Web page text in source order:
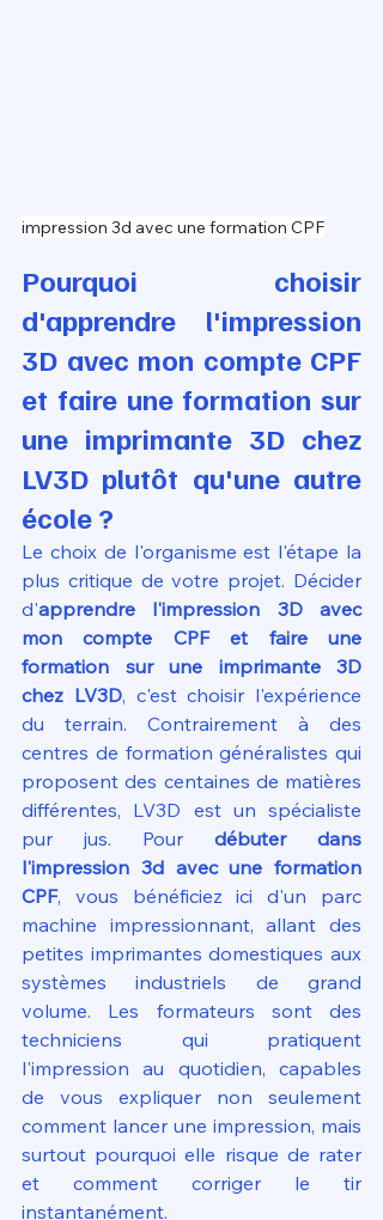
impression 3d avec une formation CPF
Pourquoi choisir
d'apprendre l'impression
3D avec mon compte CPF
et faire une formation sur
une imprimante 3D chez
LV3D plutôt qu'une autre
école ?
Le choix de l'organisme est l'étape la
plus critique de votre projet. Décider
d'apprendre l'impression 3D avec
mon compte CPF et faire une
formation sur une imprimante 3D
chez LV3D, c'est choisir l'expérience
du terrain. Contrairement à des
centres de formation généralistes qui
proposent des centaines de matières
différentes, LV3D est un spécialiste
pur jus. Pour débuter dans
l'impression 3d avec une formation
CPF, vous bénéficiez ici d'un parc
machine impressionnant, allant des
petites imprimantes domestiques aux
systèmes industriels de grand
volume. Les formateurs sont des
techniciens qui pratiquent
l'impression au quotidien, capables
de vous expliquer non seulement
comment lancer une impression, mais
surtout pourquoi elle risque de rater
et comment corriger le tir
instantanément.